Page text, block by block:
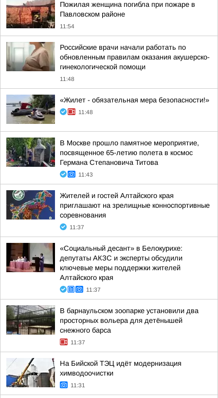
Пожилая женщина погибла при пожаре в
Павловском районе
11:54
Российские врачи начали работать по
обновленным правилам оказания акушерско-
гинекологической помощи
11:48
«Жилет - обязательная мера безопасности!»
11:48
В Москве прошло памятное мероприятие,
посвященное 65-летию полета в космос
Германа Степановича Титова
11:43
Жителей и гостей Алтайского края
приглашают на зрелищные конноспортивные
соревнования
11:37
«Социальный десант» в Белокурихе:
депутаты АКЗС и эксперты обсудили
ключевые меры поддержки жителей
Алтайского края
11:37
В барнаульском зоопарке установили два
просторных вольера для детёнышей
снежного барса
11:37
На Бийской ТЭЦ идёт модернизация
химводоочистки
11:31